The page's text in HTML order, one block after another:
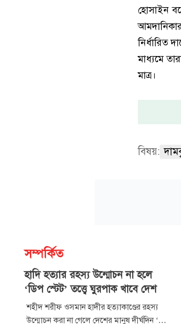
হোসাইন
নির্ধারিত
মাধ্যমে
মাত্র।
বিষয়:
সম্পর্কিত
হাদি হত্যার রহস্য উন্মোচন না হলে
‘ডিপ স্টেট’ তত্ত্বে ঘুরপাক খাবে দেশ
শহীদ শরীফ ওসমান হাদীর হত্যাকাণ্ডের রহস্য
উন্মোচন করা না গেলে দেশের মানুষ দীর্ঘদিন ‘ডিপ